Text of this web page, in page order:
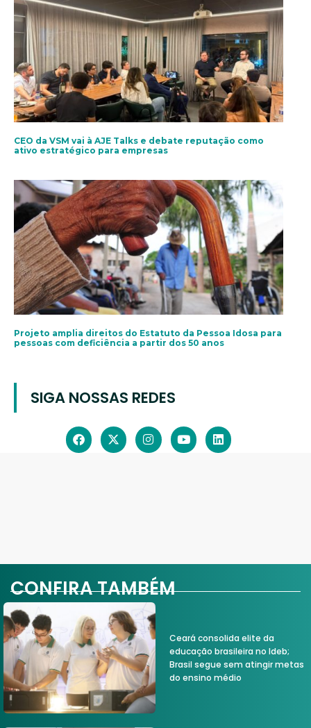
CEO da VSM vai à AJE Talks e debate reputação como
ativo estratégico para empresas
Projeto amplia direitos do Estatuto da Pessoa Idosa para
pessoas com deficiência a partir dos 50 anos
SIGA NOSSAS REDES
CONFIRA TAMBÉM
Ceará consolida elite da
educação brasileira no Ideb;
Brasil segue sem atingir metas
do ensino médio